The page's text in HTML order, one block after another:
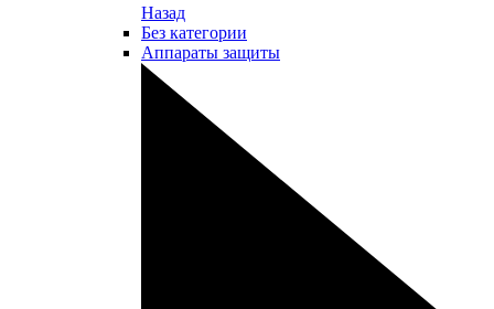
Назад
Без категории
Аппараты защиты